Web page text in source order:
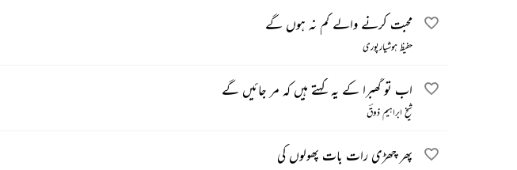
محبت کرنے والے کم نہ ہوں گے
حفیظ ہوشیارپوری
اب تو گھبرا کے یہ کہتے ہیں کہ مر جائیں گے
شیخ ابراہیم ذوقؔ
پھر چھڑی رات بات پھولوں کی